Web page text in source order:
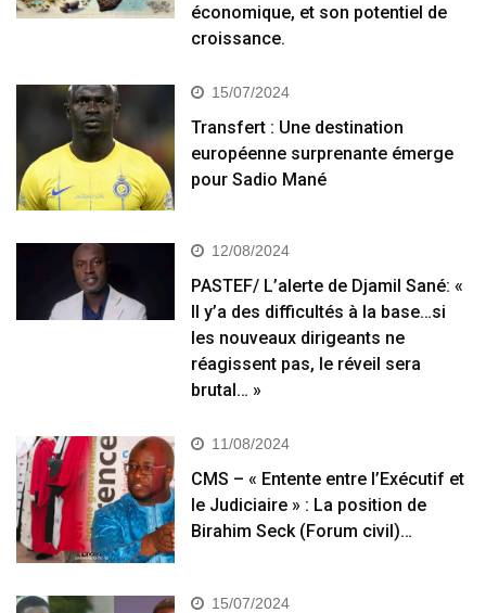
économique, et son potentiel de
croissance.
15/07/2024
Transfert : Une destination
européenne surprenante émerge
pour Sadio Mané
12/08/2024
PASTEF/ L’alerte de Djamil Sané: «
Il y’a des difficultés à la base…si
les nouveaux dirigeants ne
réagissent pas, le réveil sera
brutal… »
11/08/2024
CMS – « Entente entre l’Exécutif et
le Judiciaire » : La position de
Birahim Seck (Forum civil)…
15/07/2024